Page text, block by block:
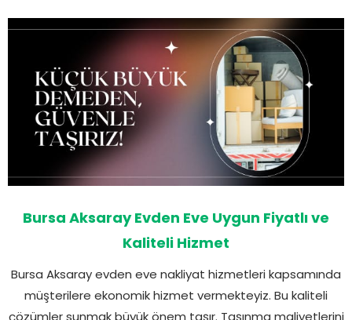
Bursa Aksaray Evden Eve Uygun Fiyatlı ve
Kaliteli Hizmet
Bursa Aksaray evden eve nakliyat hizmetleri kapsamında
müşterilere ekonomik hizmet vermekteyiz. Bu kaliteli
çözümler sunmak büyük önem taşır. Taşınma maliyetlerini